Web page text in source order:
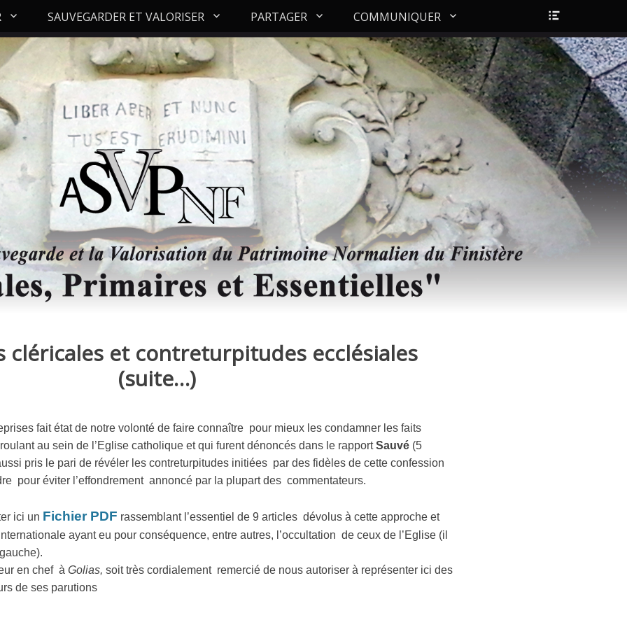
SAUVEGARDER ET VALORISER PARTAGER COMMUNIQUER
tête
cléricales et contreturpitudes ecclésiales
(suite…)
fait état de notre volonté de faire connaître pour mieux les condamner les faits
au sein de l’Eglise catholique et qui furent dénoncés dans le rapportSauvé (5
pris le pari de révéler les contreturpitudes initiées par des fidèles de cette confession
pour éviter l’effondrement annoncé par la plupart des commentateurs.
ici un Fichier PDF rassemblant l’essentiel de 9 articles dévolus à cette approche et
ayant eu pour conséquence, entre autres, l’occultation de ceux de l’Eglise (il
en chef à Golias, soit très cordialement remercié de nous autoriser à représenter ici des
de ses parutions